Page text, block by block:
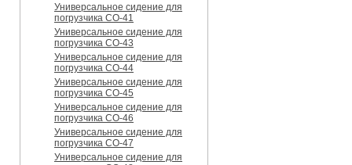
Универсальное сидение для
погрузчика CO-41
Универсальное сидение для
погрузчика CO-43
Универсальное сидение для
погрузчика CO-44
Универсальное сидение для
погрузчика CO-45
Универсальное сидение для
погрузчика CO-46
Универсальное сидение для
погрузчика CO-47
Универсальное сидение для